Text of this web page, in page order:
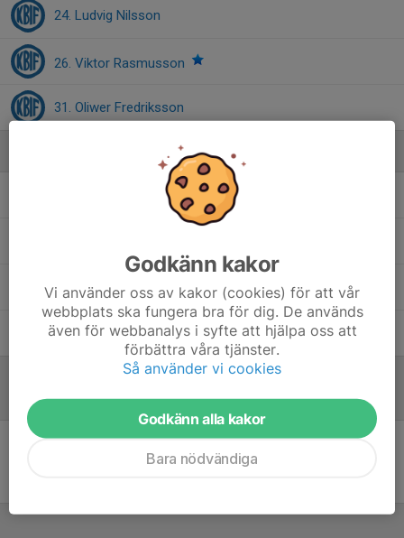
24. Ludvig Nilsson
26. Viktor Rasmusson
31. Oliwer Fredriksson
Assisterande Tränare
Mikael ChristensonAssisterande Tränare
Tommy NilssonMålvaktstränare, Ass Tränare
Referat
Inget referat skrivet
Godkänn kakor
Vi använder oss av kakor (cookies) för att vår
webbplats ska fungera bra för dig. De används
även för webbanalys i syfte att hjälpa oss att
förbättra våra tjänster.
Så använder vi cookies
Godkänn alla kakor
Bara nödvändiga